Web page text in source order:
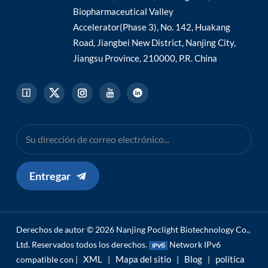
Biopharmaceutical Valley
Accelerator(Phase 3), No. 142, Huakang
Road, Jiangbei New District, Nanjing City,
Jiangsu Province, 210000, P.R. China
Entregar
Derechos de autor © 2026 Nanjing Poclight Biotechnology Co.,
Ltd. Reservados todos los derechos.
Network IPv6
compatible con | XML | Mapa del sitio | Blog | política